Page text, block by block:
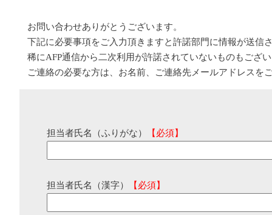
お問い合わせありがとうございます。
下記に必要事項をご入力頂きますと許諾部門に情報が送信
稀にAFP通信から二次利用が許諾されていないものもござ
ご連絡の必要な方は、お名前、ご連絡先メールアドレスを
担当者氏名（ふりがな） 【必須】
担当者氏名（漢字） 【必須】